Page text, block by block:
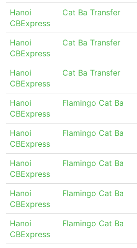
Hanoi
CBExpress
Cat Ba Transfer
Hanoi
CBExpress
Cat Ba Transfer
Hanoi
CBExpress
Cat Ba Transfer
Hanoi
CBExpress
Flamingo Cat Ba
Hanoi
CBExpress
Flamingo Cat Ba
Hanoi
CBExpress
Flamingo Cat Ba
Hanoi
CBExpress
Flamingo Cat Ba
Hanoi
CBExpress
Flamingo Cat Ba